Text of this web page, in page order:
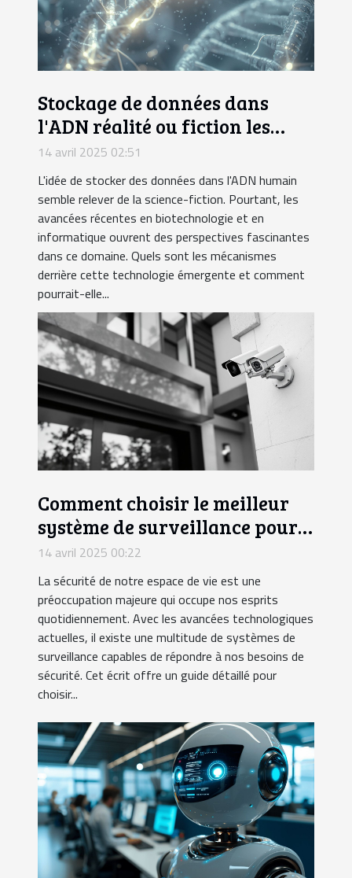
Stockage de données dans
l'ADN réalité ou fiction les
dernières recherches qui
pourraient révolutionner
l'informatique
14 avril 2025 02:51
L'idée de stocker des données dans l'ADN humain
semble relever de la science-fiction. Pourtant, les
avancées récentes en biotechnologie et en
informatique ouvrent des perspectives fascinantes
dans ce domaine. Quels sont les mécanismes
derrière cette technologie émergente et comment
pourrait-elle...
Comment choisir le meilleur
système de surveillance pour
votre domicile
14 avril 2025 00:22
La sécurité de notre espace de vie est une
préoccupation majeure qui occupe nos esprits
quotidiennement. Avec les avancées technologiques
actuelles, il existe une multitude de systèmes de
surveillance capables de répondre à nos besoins de
sécurité. Cet écrit offre un guide détaillé pour
choisir...